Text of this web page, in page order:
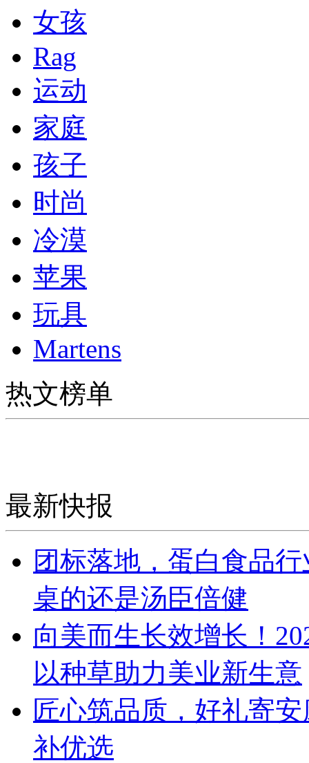
女孩
Rag
运动
家庭
孩子
时尚
冷漠
苹果
玩具
Martens
热文榜单
最新快报
团标落地，蛋白食品
桌的还是汤臣倍健
向美而生长效增长！
以种草助力美业新生意
匠心筑品质，好礼寄
补优选